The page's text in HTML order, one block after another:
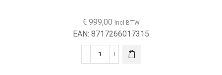
€ 999,00 Incl BTW
EAN: 8717266017315